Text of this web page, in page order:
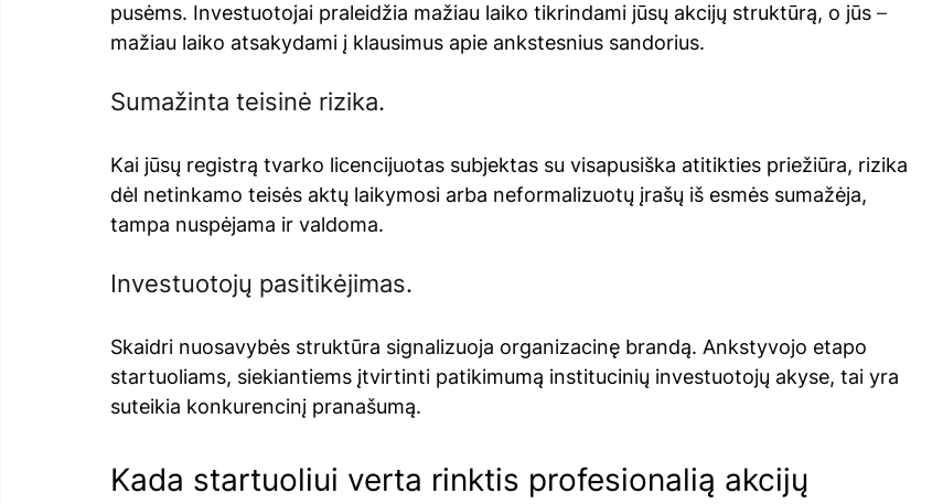
pusėms. Investuotojai praleidžia mažiau laiko tikrindami jūsų akcijų struktūrą, o jūs –
mažiau laiko atsakydami į klausimus apie ankstesnius sandorius.
Sumažinta teisinė rizika.
Kai jūsų registrą tvarko licencijuotas subjektas su visapusiška atitikties priežiūra, rizika
dėl netinkamo teisės aktų laikymosi arba neformalizuotų įrašų iš esmės sumažėja,
tampa nuspėjama ir valdoma.
Investuotojų pasitikėjimas.
Skaidri nuosavybės struktūra signalizuoja organizacinę brandą. Ankstyvojo etapo
startuoliams, siekiantiems įtvirtinti patikimumą institucinių investuotojų akyse, tai yra
suteikia konkurencinį pranašumą.
Kada startuoliui verta rinktis profesionalią akcijų